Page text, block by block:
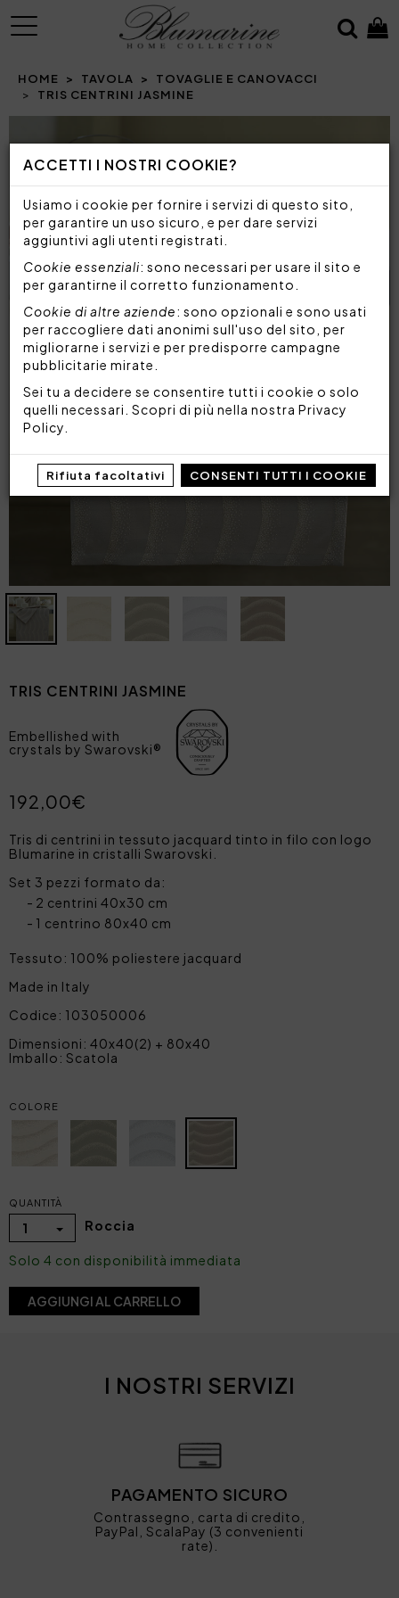
ACCETTI I NOSTRI COOKIE?
Usiamo i cookie per fornire i servizi di questo sito,
per garantire un uso sicuro, e per dare servizi
aggiuntivi agli utenti registrati.
Cookie essenziali: sono necessari per usare il sito e
per garantirne il corretto funzionamento.
Cookie di altre aziende: sono opzionali e sono usati
per raccogliere dati anonimi sull'uso del sito, per
migliorarne i servizi e per predisporre campagne
pubblicitarie mirate.
Sei tu a decidere se consentire tutti i cookie o solo
quelli necessari. Scopri di più nella nostra Privacy
Policy
Rifiuta facoltativi CONSENTI TUTTI I COOKIE
MENU
HOME TAVOLA
TOVAGLIE E CANOVACCI
TRIS CENTRINI JASMINE
Prev
TRIS CENTRINI JASMINE
Embellished with
crystals by Swarovski®
192,00€
Tris di centrini in tessuto jacquard tinto in filo con logo
Blumarine in cristalli Swarovski.
Set 3 pezzi formato da:
2 centrini 40x30 cm
1 centrino 80x40 cm
Tessuto: 100% poliestere jacquard
Made in Italy
Codice: 103050006
Dimensioni: 40x40(2) + 80x40
Imballo: Scatola
COLORE
QUANTITÀ
1 Roccia
Solo 4 con disponibilità immediata
AGGIUNGI AL CARRELLO
I NOSTRI SERVIZI
PAGAMENTO SICURO
Contrassegno, carta di credito,
PayPal, ScalaPay (3 convenienti
rate).